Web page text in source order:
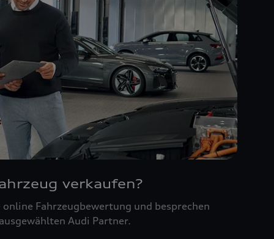
verkaufen?
Fahrzeugbewertung und besprechen
Audi Partner.